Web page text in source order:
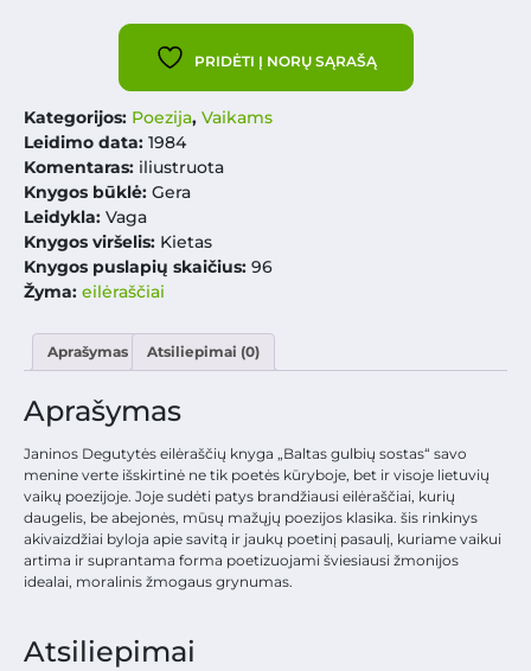
PRIDĖTI Į NORŲ SĄRAŠĄ
Kategorijos: Poezija, Vaikams
Leidimo data: 1984
Komentaras: iliustruota
Knygos būklė: Gera
Leidykla: Vaga
Knygos viršelis: Kietas
Knygos puslapių skaičius: 96
Žyma: eilėraščiai
Aprašymas Atsiliepimai (0)
Aprašymas
Janinos Degutytės eilėraščių knyga „Baltas gulbių sostas“ savo
menine verte išskirtinė ne tik poetės kūryboje, bet ir visoje lietuvių
vaikų poezijoje. Joje sudėti patys brandžiausi eilėraščiai, kurių
daugelis, be abejonės, mūsų mažųjų poezijos klasika. šis rinkinys
akivaizdžiai byloja apie savitą ir jaukų poetinį pasaulį, kuriame vaikui
artima ir suprantama forma poetizuojami šviesiausi žmonijos
idealai, moralinis žmogaus grynumas.
Atsiliepimai